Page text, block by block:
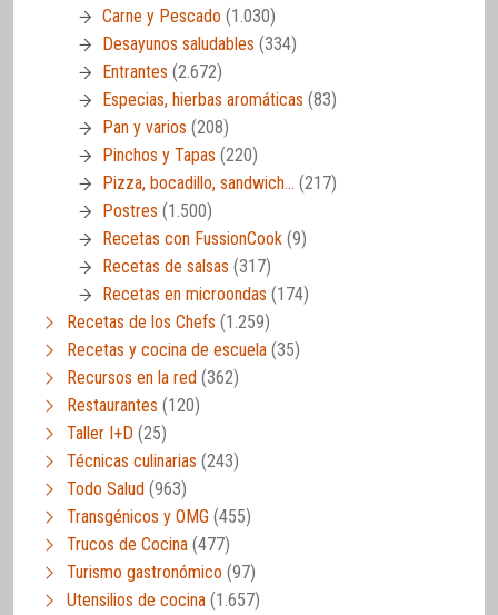
Carne y Pescado (1.030)
Desayunos saludables (334)
Entrantes (2.672)
Especias, hierbas aromáticas (83)
Pan y varios (208)
Pinchos y Tapas (220)
Pizza, bocadillo, sandwich… (217)
Postres (1.500)
Recetas con FussionCook (9)
Recetas de salsas (317)
Recetas en microondas (174)
Recetas de los Chefs (1.259)
Recetas y cocina de escuela (35)
Recursos en la red (362)
Restaurantes (120)
Taller I+D (25)
Técnicas culinarias (243)
Todo Salud (963)
Transgénicos y OMG (455)
Trucos de Cocina (477)
Turismo gastronómico (97)
Utensilios de cocina (1.657)